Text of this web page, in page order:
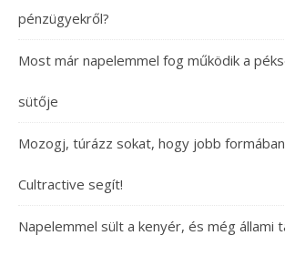
pénzügyekről?
Most már napelemmel fog működik a
sütője
Mozogj, túrázz sokat, hogy jobb
Cultractive segít!
Napelemmel sült a kenyér, és még állami